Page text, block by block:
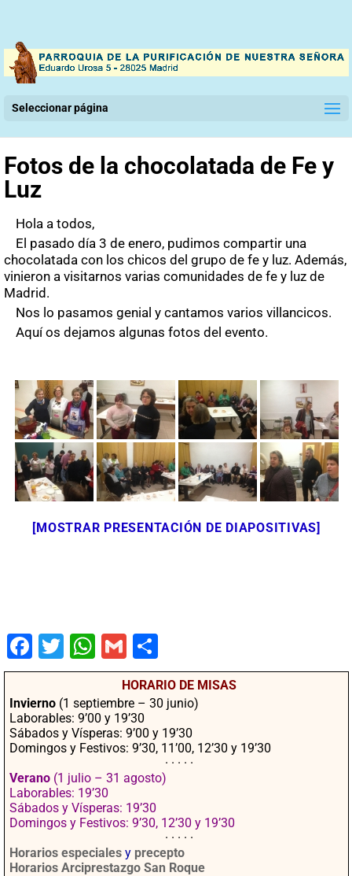
Seleccionar página
Fotos de la chocolatada de Fe y
Luz
Hola a todos,
El pasado día 3 de enero, pudimos compartir una
chocolatada con los chicos del grupo de fe y luz. Además,
vinieron a visitarnos varias comunidades de fe y luz de
Madrid.
Nos lo pasamos genial y cantamos varios villancicos.
Aquí os dejamos algunas fotos del evento.
[MOSTRAR PRESENTACIÓN DE DIAPOSITIVAS]
Fac
ebo
Twit
ter
Wha
tsA
pp
Gm
ail
mpa
rtir
HORARIO DE MISAS
Invierno (1 septiembre – 30 junio)
Laborables: 9’00 y 19’30
Sábados y Vísperas: 9’00 y 19’30
Domingos y Festivos: 9’30, 11’00, 12’30 y 19’30
· · · · ·
Verano (1 julio – 31 agosto)
Laborables: 19’30
Sábados y Vísperas: 19’30
Domingos y Festivos: 9’30, 12’30 y 19’30
· · · · ·
Horarios especiales y precepto
Horarios Arciprestazgo San Roque